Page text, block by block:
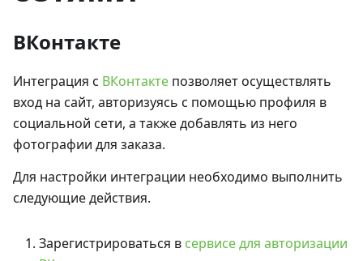
ВКонтакте
Интеграция с ВКонтакте позволяет осуществлять
вход на сайт, авторизуясь с помощью профиля в
социальной сети, а также добавлять из него
фотографии для заказа.
Для настройки интеграции необходимо выполнить
следующие действия.
Зарегистрироваться в сервисе для авторизации